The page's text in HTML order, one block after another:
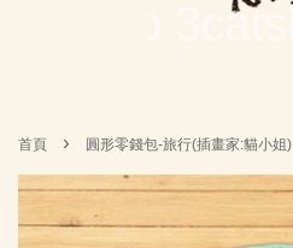
首頁 › 圓形零錢包-旅行(插畫家:貓小姐)